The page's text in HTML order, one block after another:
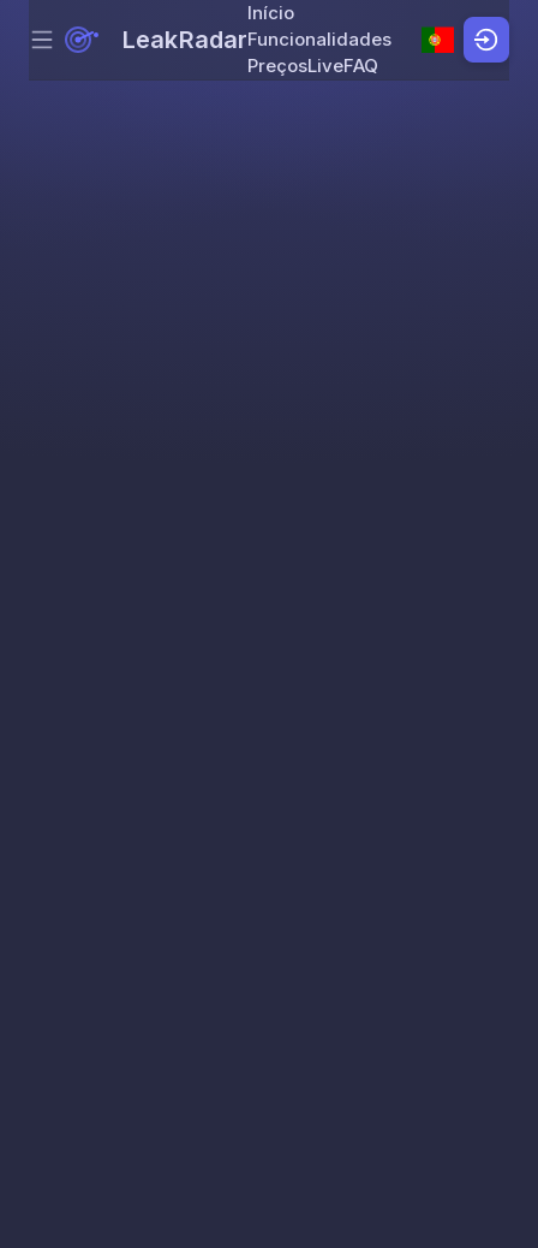
Skip to content
Menu LeakRadar
Início
Funcionalidades
PreçosLiveFAQ